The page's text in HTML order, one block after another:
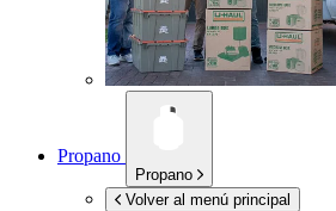
Propano
Propano
Volver al menú principal